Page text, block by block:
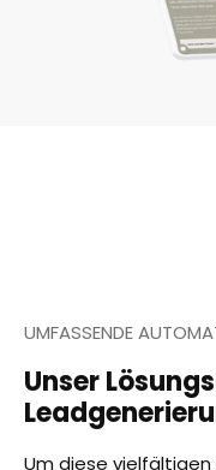
UMFASSENDE
Unser
Um diese